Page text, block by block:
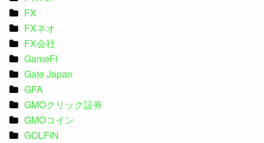
FX
FXネオ
FX会社
GameFi
Gate Japan
GFA
GMOクリック証券
GMOコイン
GOLFIN